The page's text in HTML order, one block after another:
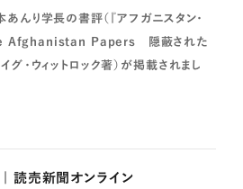
んり学長の書評（『アフガニスタン・
Afghanistan Papers 隠蔽された
グ・ウィットロック著）が掲載されまし
読売新聞オンライン